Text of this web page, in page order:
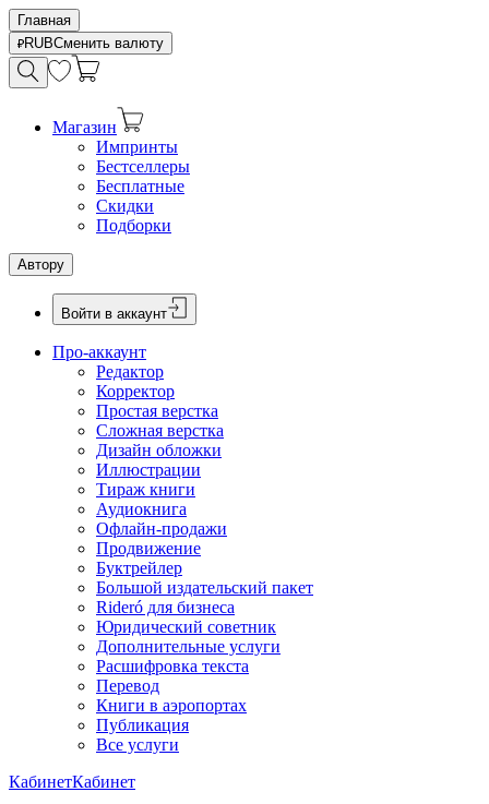
Главная
RUBСменить валюту
Магазин
Импринты
Бестселлеры
Бесплатные
Скидки
Подборки
Автору
Войти в аккаунт
Про-аккаунт
Редактор
Корректор
Простая верстка
Сложная верстка
Дизайн обложки
Иллюстрации
Тираж книги
Аудиокнига
Офлайн-продажи
Продвижение
Буктрейлер
Большой издательский пакет
Rideró для бизнеса
Юридический советник
Дополнительные услуги
Расшифровка текста
Перевод
Книги в аэропортах
Публикация
Все услуги
КабинетКабинет